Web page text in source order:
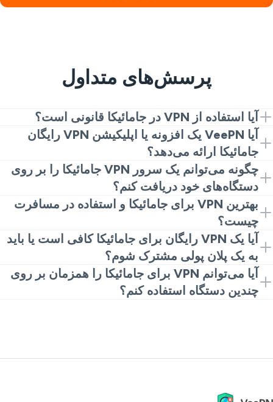
پرسش‌های متداول
آیا استفاده از VPN در جامائیکا قانونی است؟
برای حریم خصوصی و امنیت روزانه، استفاده از VPN به
طور کلی در جامائیکا مجاز است. فقط قوانین محلی را
رعایت کنید و به درستی استفاده کنید.
آیا VeePN یک افزونه یا اپلیکیشن VPN رایگان
جامائیکا ارائه می‌دهد؟
بله. می‌توانید با یک VPN رایگان جامائیکا از طریق افزونه
کروم برای مرور سبک و بررسی‌های سریع شروع کنید.
هنگامی که سرعت بیشتر، مکان‌ها و ابزارهای بیشتر
می‌خواهید، برنامه‌های کامل یا VPN apk جامائیکا را بر روی
گوشی، لپ‌تاپ یا تبلت خود نصب کنید.
چگونه می‌توانم یک سرور VPN جامائیکا را بر روی
دستگاه‌های خود دریافت کنم؟
VeePN را دانلود کنید یا از افزونه استفاده کنید، به سرور
جامائیکا متصل شوید و شروع به مرور کنید. ترافیک شما از
طریق جامائیکا هدایت می‌شود و سایت‌ها یک IP جامائیکایی را
مشاهده می‌کنند.
بهترین VPN برای جامائیکا و استفاده در مسافرت
چیست؟
هنگامی که بهترین VPN را برای جامائیکا انتخاب می‌کنید، به
دنبال رمزنگاری قوی، سیاست شفاف عدم ثبت و
سرعت‌های خوب بر روی یک VPN با سرور جامائیکا باشید.
VeePN اغلب به عنوان بهترین VPN برای استفاده در
جامائیکا انتخاب می‌شود چرا که طراحی ساده اپلیکیشن را با
آیا یک VPN رایگان برای جامائیکا کافی است یا باید
به یک پلان پولی مشترک شوم؟
یک تنظیمات VPN رایگان برای جامائیکا برای مرور پایه،
ایمیل و آزمایش احساس یک VPN کافی است. اگر به طور
مکرر استریم می‌کنید، بازی می‌کنید یا هر روز آنلاین کار
آیا می‌توانم VPN برای جامائیکا را همزمان بر روی
چندین دستگاه استفاده کنم؟